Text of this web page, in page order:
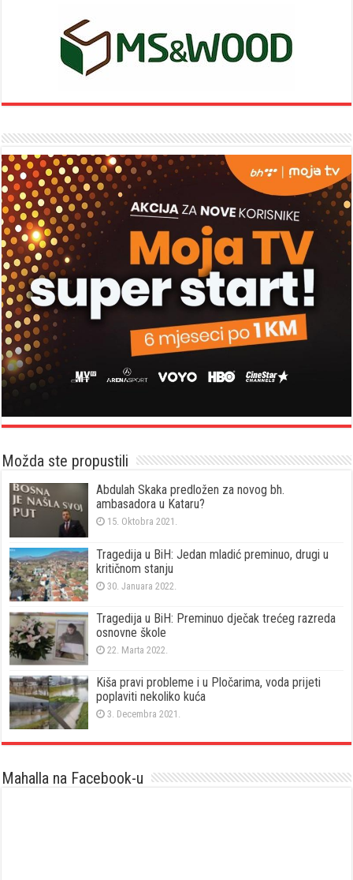
Možda ste propustili
Abdulah Skaka predložen za novog bh.
ambasadora u Kataru?
15. Oktobra 2021.
Tragedija u BiH: Jedan mladić preminuo, drugi u
kritičnom stanju
30. Januara 2022.
Tragedija u BiH: Preminuo dječak trećeg razreda
osnovne škole
22. Marta 2022.
Kiša pravi probleme i u Pločarima, voda prijeti
poplaviti nekoliko kuća
3. Decembra 2021.
Mahalla na Facebook-u